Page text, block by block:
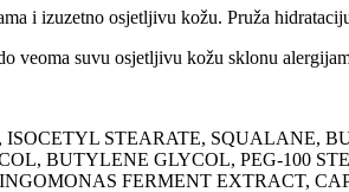
i izuzetno osjetljivu kožu. Pruža
veoma suvu osjetljivu kožu sklonu
ISOCETYL STEARATE, SQUALANE,
BUTYLENE GLYCOL, PEG-100
FERMENT EXTRACT,